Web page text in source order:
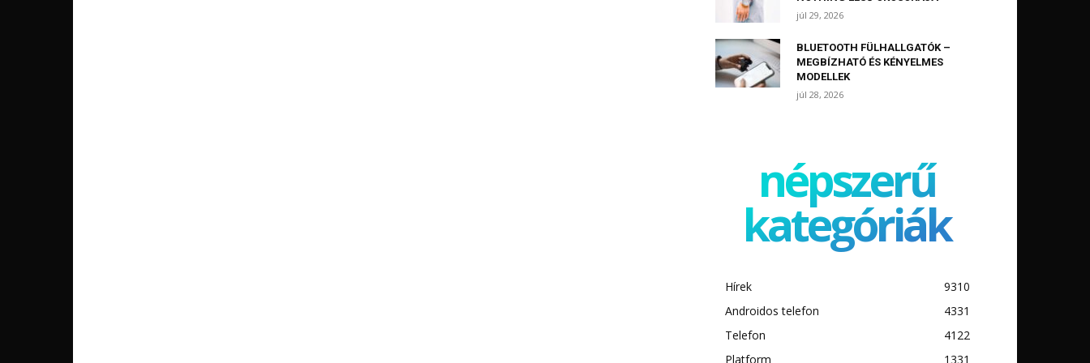
júl 29, 2026
BLUETOOTH FÜLHALLGATÓK –
MEGBÍZHATÓ ÉS KÉNYELMES
MODELLEK
júl 28, 2026
népszerű
kategóriák
Hírek
9310
Androidos telefon
4331
Telefon
4122
Platform
1331